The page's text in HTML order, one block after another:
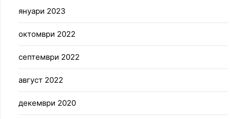
януари 2023
октомври 2022
септември 2022
август 2022
декември 2020